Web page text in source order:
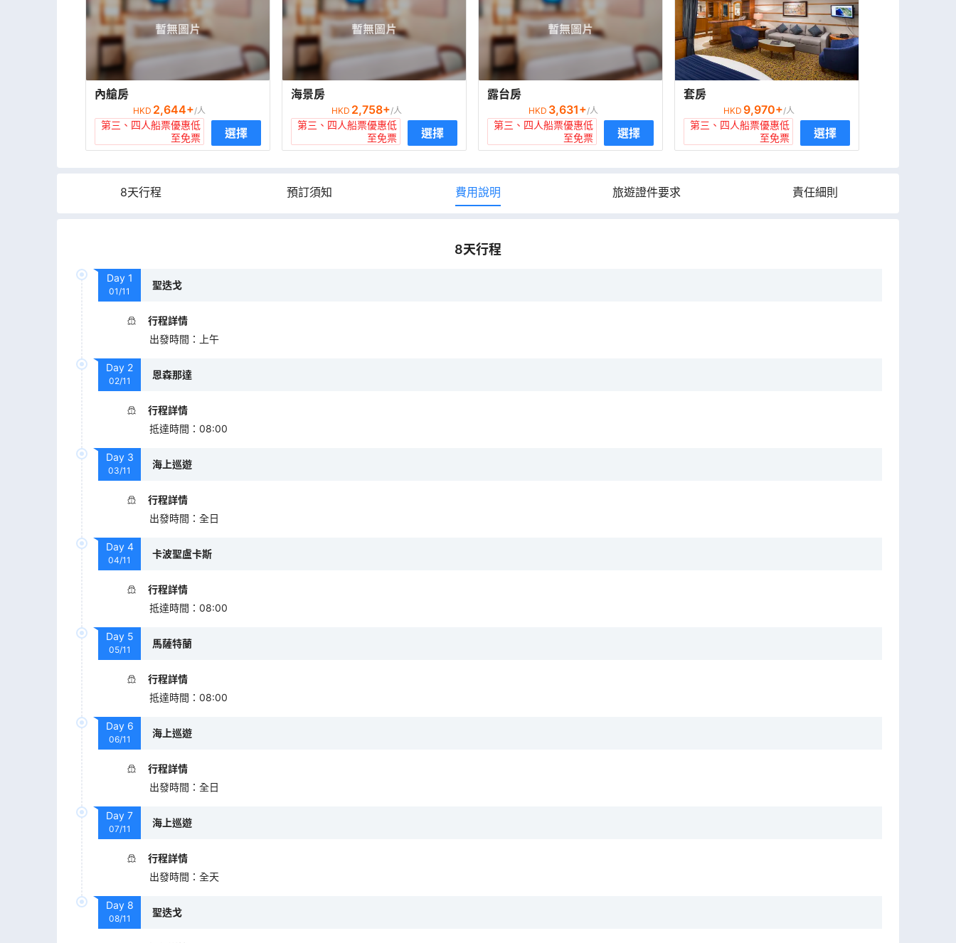
內艙房
HKD 2,644+/人
第三、四人船票優惠低
至免票
選擇
海景房
HKD 2,758+/人
第三、四人船票優惠低
至免票
選擇
露台房
HKD 3,631+/人
第三、四人船票優惠低
至免票
選擇
套房
HKD 9,970+/人
第三、四人船票優惠低
至免票
選擇
8天行程 預訂須知 費用說明 旅遊證件要求 責任細則
8天行程
Day 1
01/11
聖迭戈
行程詳情
出發時間 ： 上午
Day 2
02/11
恩森那達
行程詳情
抵達時間 ： 08:00
Day 3
03/11
海上巡遊
行程詳情
出發時間 ： 全日
Day 4
04/11
卡波聖盧卡斯
行程詳情
抵達時間 ： 08:00
Day 5
05/11
馬薩特蘭
行程詳情
抵達時間 ： 08:00
Day 6
06/11
海上巡遊
行程詳情
出發時間 ： 全日
Day 7
07/11
海上巡遊
行程詳情
出發時間 ： 全天
Day 8
08/11
聖迭戈